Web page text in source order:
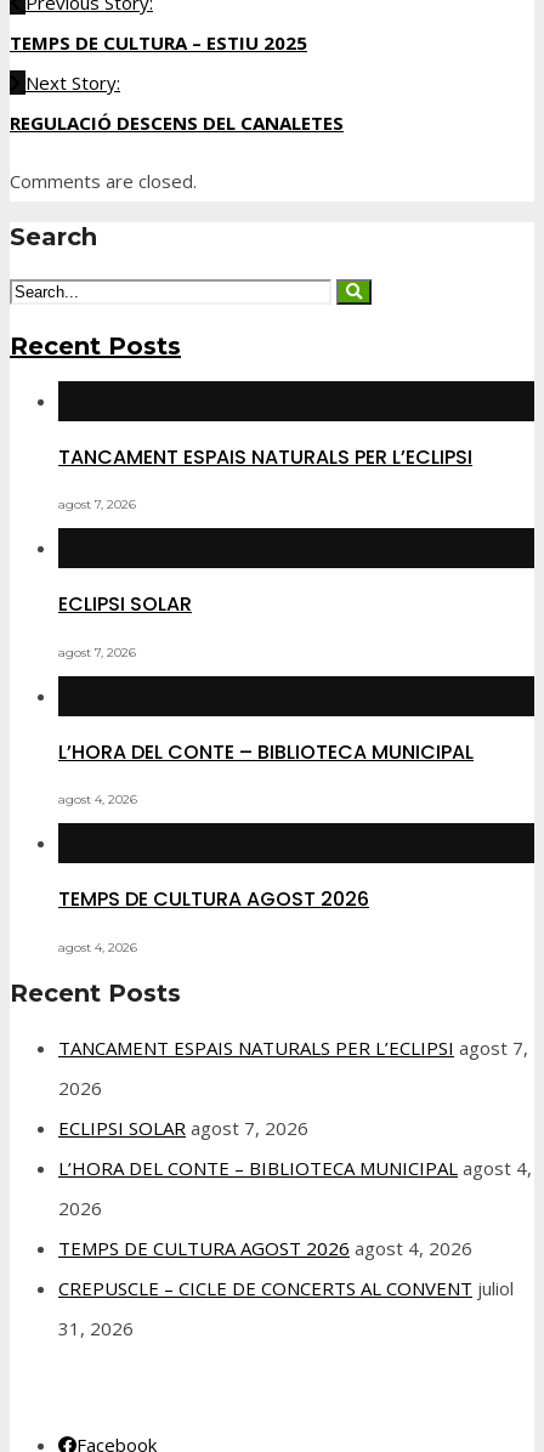
TEMPS DE CULTURA – ESTIU 2025
Next Story:
REGULACIÓ DESCENS DEL CANALETES
Comments are closed.
Search
Recent Posts
TANCAMENT ESPAIS NATURALS PER L’ECLIPSI
agost 7, 2026
ECLIPSI SOLAR
agost 7, 2026
L’HORA DEL CONTE – BIBLIOTECA MUNICIPAL
agost 4, 2026
TEMPS DE CULTURA AGOST 2026
agost 4, 2026
Recent Posts
TANCAMENT ESPAIS NATURALS PER L’ECLIPSI agost 7,
2026
ECLIPSI SOLAR agost 7, 2026
L’HORA DEL CONTE – BIBLIOTECA MUNICIPAL agost 4,
2026
TEMPS DE CULTURA AGOST 2026 agost 4, 2026
CREPUSCLE – CICLE DE CONCERTS AL CONVENT juliol
31, 2026
Facebook